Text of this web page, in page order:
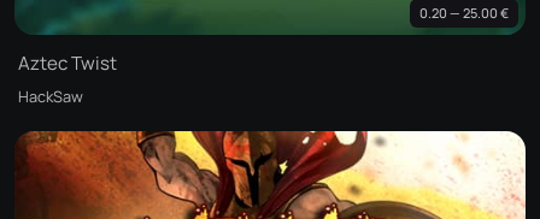
0.20 — 25.00 €
Aztec Twist
HackSaw